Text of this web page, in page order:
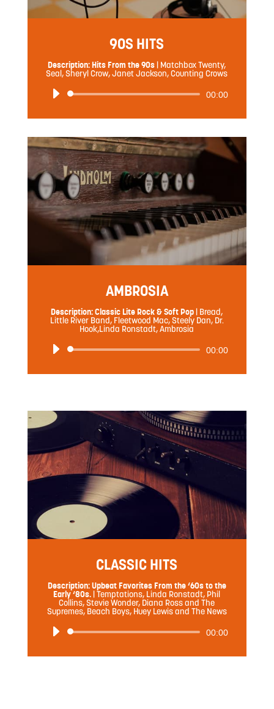
90S HITS
Description: Hits From the 90s | Matchbox Twenty,
Seal, Sheryl Crow, Janet Jackson, Counting Crows
音
プ
レ
ー
ヤ
ー
00:00
AMBROSIA
Description: Classic Lite Rock & Soft Pop | Bread,
Little River Band, Fleetwood Mac, Steely Dan, Dr.
Hook,Linda Ronstadt, Ambrosia
音
プ
ヤ
ー
00:00
CLASSIC HITS
Description: Upbeat Favorites From the ‘60s to the
Early ‘80s. |Temptations, Linda Ronstadt, Phil
Collins, Stevie Wonder, Diana Ross and The
Supremes, Beach Boys, Huey Lewis and The News
音
プ
00:00